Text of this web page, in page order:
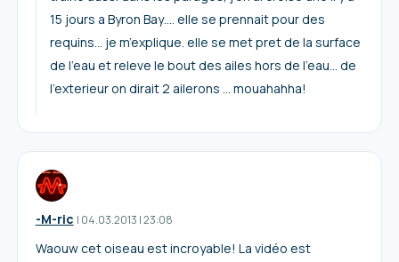
15 jours a Byron Bay…. elle se prennait pour des
requins… je m’explique. elle se met pret de la surface
de l’eau et releve le bout des ailes hors de l’eau… de
l’exterieur on dirait 2 ailerons … mouahahha!
-M-ric I 04.03.2013 |23:08
Waouw cet oiseau est incroyable! La vidéo est